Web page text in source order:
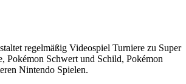
regelmäßig Videospiel Turniere zu Super
Pokémon Schwert und Schild, Pokémon
Nintendo Spielen.